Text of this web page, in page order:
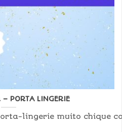
LINGERIE
lingerie muito chique